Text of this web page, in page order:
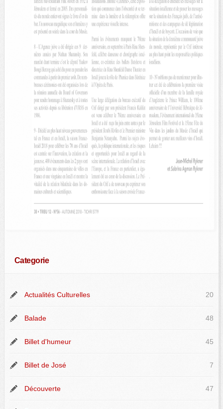
Categorie
Actualités Culturelles 20
Balade 48
Billet d'humeur 45
Billet de José 7
Découverte 47